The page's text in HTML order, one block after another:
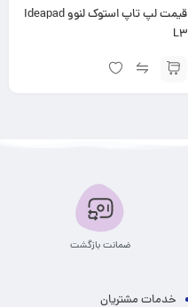
قیمت لپ تاپ استوک لنوو Ideapad
L3
ضمانت بازگشت
خدمات مشتریان